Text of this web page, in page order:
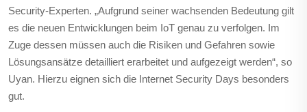
Security-Experten. „Aufgrund seiner wachsenden Bedeutung gilt
es die neuen Entwicklungen beim IoT genau zu verfolgen. Im
Zuge dessen müssen auch die Risiken und Gefahren sowie
Lösungsansätze detailliert erarbeitet und aufgezeigt werden“, so
Uyan. Hierzu eignen sich die Internet Security Days besonders
gut.